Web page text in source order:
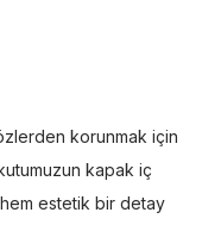
korunmak için
kapak iç
estetik bir detay